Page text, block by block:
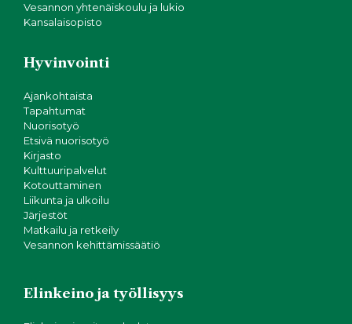
Vesannon yhtenäiskoulu ja lukio
Kansalaisopisto
Hyvinvointi
Ajankohtaista
Tapahtumat
Nuorisotyö
Etsivä nuorisotyö
Kirjasto
Kulttuuripalvelut
Kotouttaminen
Liikunta ja ulkoilu
Järjestöt
Matkailu ja retkeily
Vesannon kehittämissäätiö
Elinkeino ja työllisyys